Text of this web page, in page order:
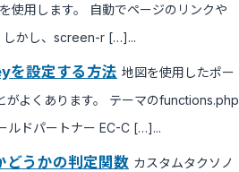
使用します。 自動でページのリンクや
しかし、screen-r […]...
を設定する方法 地図を使用したポー
よくあります。 テーマのfunctions.php
ルドパートナー EC-C […]...
どうかの判定関数 カスタムタクソノ